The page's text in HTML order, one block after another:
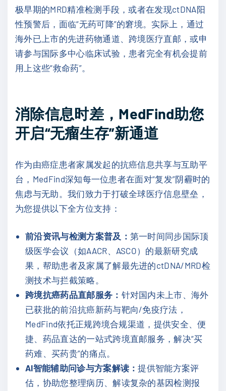
极早期的MRD精准检测手段，或者在发现ctDNA阳
性预警后，面临“无药可降”的窘境。实际上，通过
海外已上市的先进药物通道、跨境医疗直邮，或申
请参与国际多中心临床试验，患者完全有机会提前
用上这些“救命药”。
消除信息时差，MedFind助您
开启“无瘤生存”新通道
作为由癌症患者家属发起的抗癌信息共享与互助平
台，MedFind深知每一位患者在面对“复发”阴霾时的
焦虑与无助。我们致力于打破全球医疗信息壁垒，
为您提供以下全方位支持：
前沿资讯与检测方案普及： 第一时间同步国际顶
级医学会议（如AACR、ASCO）的最新研究成
果，帮助患者及家属了解最先进的ctDNA/MRD检
测技术与拦截策略。
跨境抗癌药品直邮服务： 针对国内未上市、海外
已获批的前沿抗癌新药与靶向/免疫疗法，
MedFind依托正规跨境合规渠道，提供安全、便
捷、药品直达的一站式跨境直邮服务，解决“买
药难、买药贵”的痛点。
AI智能辅助问诊与方案解读：提供智能方案评
估，协助您整理病历、解读复杂的基因检测报